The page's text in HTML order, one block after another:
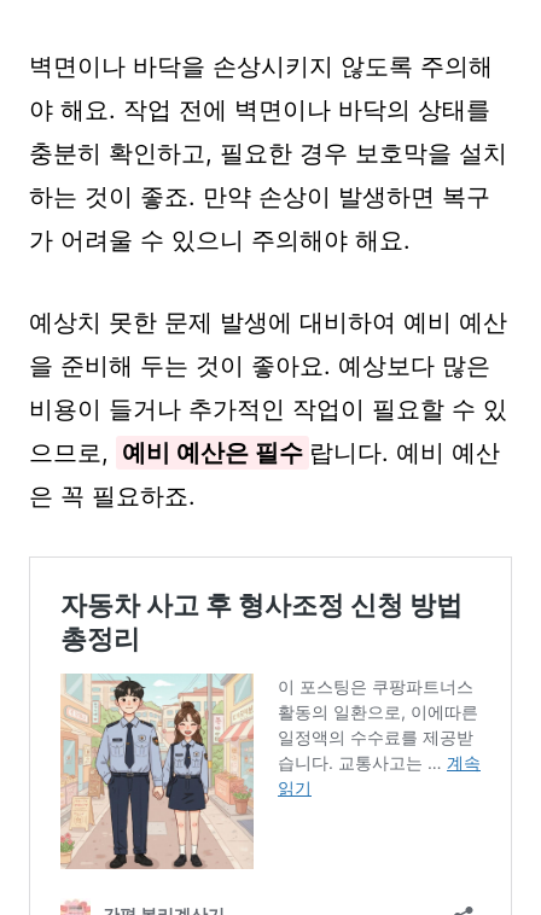
벽면이나 바닥을 손상시키지 않도록 주의해
야 해요. 작업 전에 벽면이나 바닥의 상태를
충분히 확인하고, 필요한 경우 보호막을 설치
하는 것이 좋죠. 만약 손상이 발생하면 복구
가 어려울 수 있으니 주의해야 해요.
예상치 못한 문제 발생에 대비하여 예비 예산
을 준비해 두는 것이 좋아요. 예상보다 많은
비용이 들거나 추가적인 작업이 필요할 수 있
으므로, 예비 예산은 필수 랍니다. 예비 예산
은 꼭 필요하죠.